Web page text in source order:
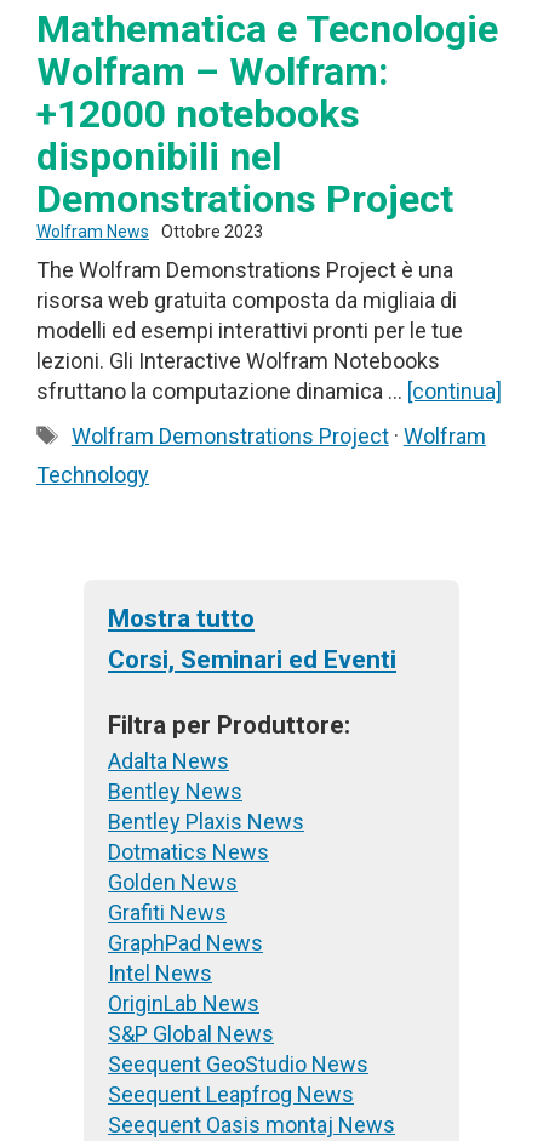
Mathematica e Tecnologie
Wolfram – Wolfram:
+12000 notebooks
disponibili nel
Demonstrations Project
Wolfram News Ottobre 2023
The Wolfram Demonstrations Project è una
risorsa web gratuita composta da migliaia di
modelli ed esempi interattivi pronti per le tue
lezioni. Gli Interactive Wolfram Notebooks
sfruttano la computazione dinamica … [continua]
Tag
Wolfram Demonstrations Project· Wolfram
Technology
Mostra tutto
Corsi, Seminari ed Eventi
Filtra per Produttore:
Adalta News
Bentley News
Bentley Plaxis News
Dotmatics News
Golden News
Grafiti News
GraphPad News
Intel News
OriginLab News
S&P Global News
Seequent GeoStudio News
Seequent Leapfrog News
Seequent Oasis montaj News